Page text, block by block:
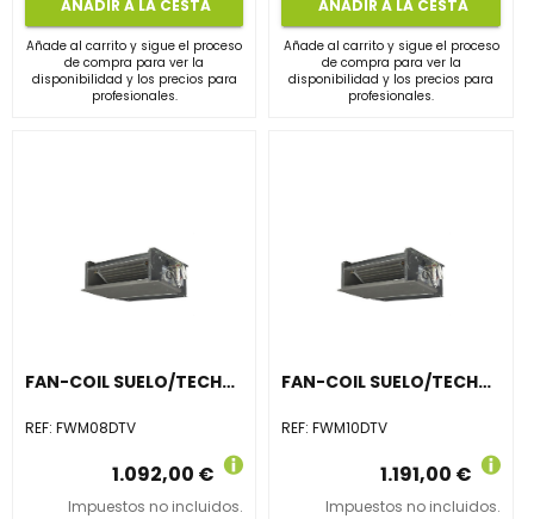
AÑADIR A LA CESTA
Añade al carrito y sigue el proceso
de compra para ver la
disponibilidad y los precios para
profesionales.
AÑADIR A LA CESTA
Añade al carrito y sigue el proceso
de compra para ver la
disponibilidad y los precios para
profesionales.
FAN-COIL SUELO/TECHO SIN ENVOLVENTE FWM08DTV
REF: FWM08DTV
1.092,00 €
Impuestos no incluidos.
FAN-COIL SUELO/TECHO SIN ENVOLVENTE FWM10DTV
REF:FWM10DTV
1.191,00 €
Impuestos no incluidos.